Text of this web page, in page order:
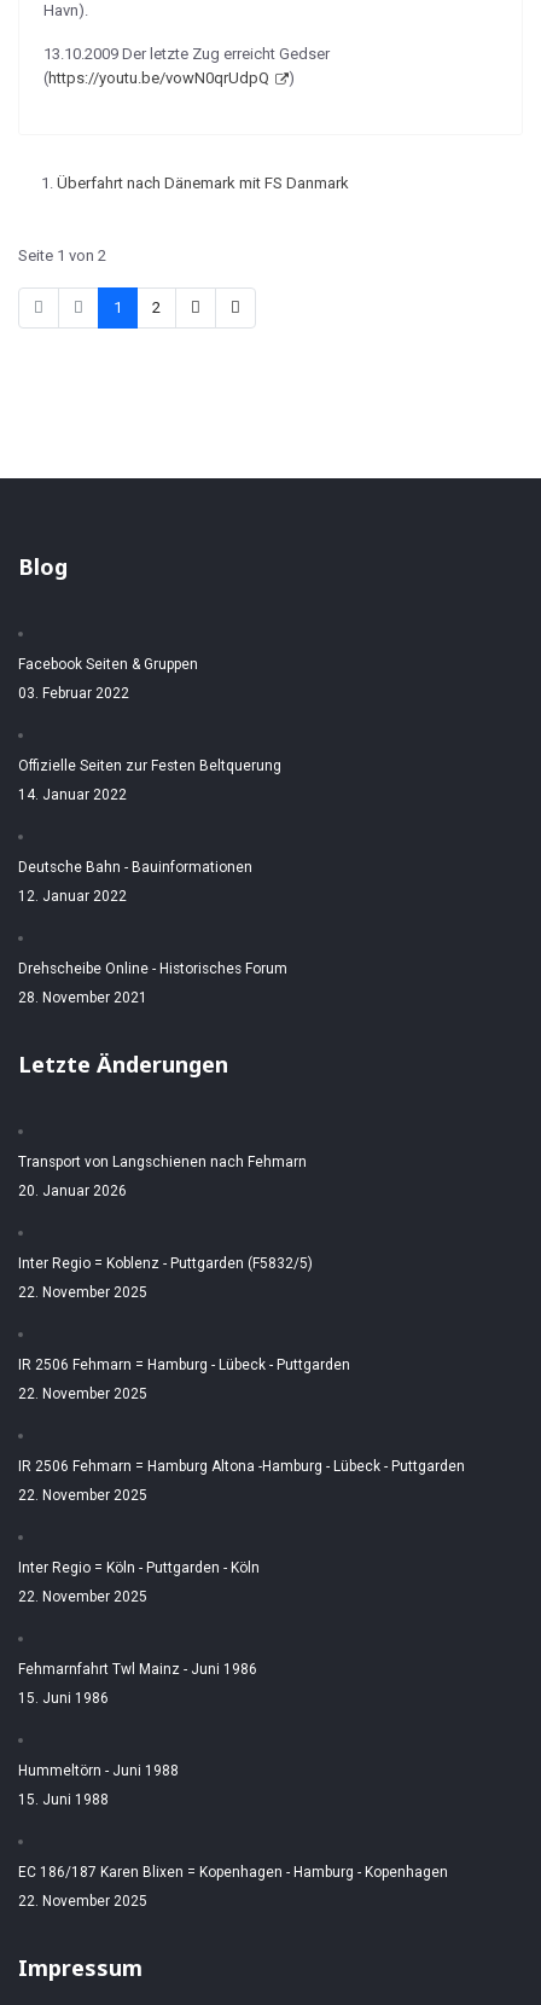
Havn).
13.10.2009 Der letzte Zug erreicht Gedser
(https://youtu.be/vowN0qrUdpQ )
Überfahrt nach Dänemark mit FS Danmark
Seite 1 von 2
1 2
Blog
Facebook Seiten & Gruppen
03. Februar 2022
Offizielle Seiten zur Festen Beltquerung
14. Januar 2022
Deutsche Bahn - Bauinformationen
12. Januar 2022
Drehscheibe Online - Historisches Forum
28. November 2021
Letzte Änderungen
Transport von Langschienen nach Fehmarn
20. Januar 2026
Inter Regio = Koblenz - Puttgarden (F5832/5)
22. November 2025
IR 2506 Fehmarn = Hamburg - Lübeck - Puttgarden
22. November 2025
IR 2506 Fehmarn = Hamburg Altona -Hamburg - Lübeck - Puttgarden
22. November 2025
Inter Regio = Köln - Puttgarden - Köln
22. November 2025
Fehmarnfahrt Twl Mainz - Juni 1986
15. Juni 1986
Hummeltörn - Juni 1988
15. Juni 1988
EC 186/187 Karen Blixen = Kopenhagen - Hamburg - Kopenhagen
22. November 2025
Impressum